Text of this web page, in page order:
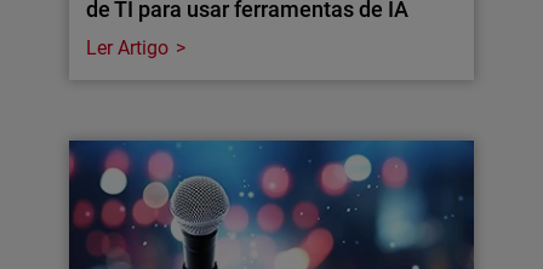
de TI para usar ferramentas de IA
Ler Artigo